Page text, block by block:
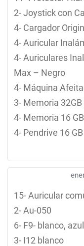
2- Joystick con
4- Cargador
4- Auricular
4- Auriculares
Max – Negro
4- Máquina
3- Memoria
4- Memoria 16
4- Pendrive 16
15- Auricular
2- Au-050
6- F9- blanco, azul
3- I12 blanco